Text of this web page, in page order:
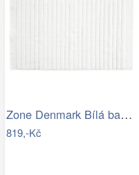
Zone Denmark Bílá bavlněná koupelnová…
819,-Kč